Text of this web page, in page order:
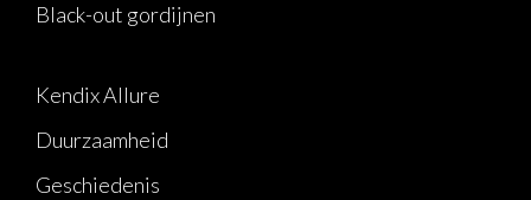
Black-out gordijnen
Kendix Allure
Duurzaamheid
Geschiedenis